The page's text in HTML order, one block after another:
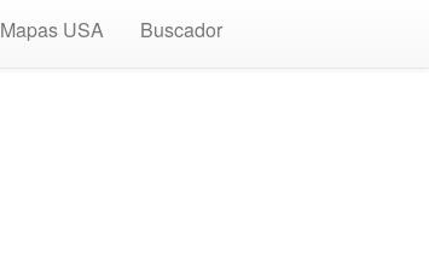
Mapas USA Buscador